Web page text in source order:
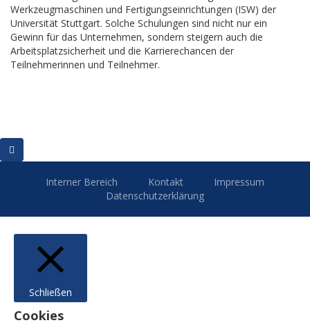
Werkzeugmaschinen und Fertigungseinrichtungen (ISW) der
Universität Stuttgart. Solche Schulungen sind nicht nur ein
Gewinn für das Unternehmen, sondern steigern auch die
Arbeitsplatzsicherheit und die Karrierechancen der
Teilnehmerinnen und Teilnehmer.
Interner Bereich Kontakt
Impressum
Datenschutzerklärung
Schließen
Cookies